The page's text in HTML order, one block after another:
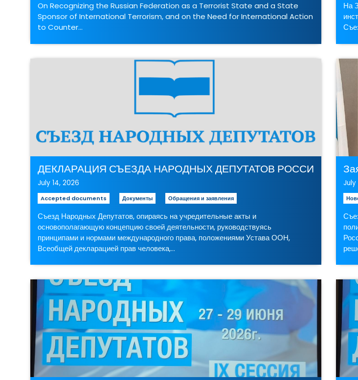
On Recognizing the Russian Federation as a Terrorist State and a State
Sponsor of International Terrorism, and on the Need for International Action
to Counter…
На
ДЕКЛАРАЦИЯ СЪЕЗДА НАРОДНЫХ ДЕПУТАТОВ РОССИЙСКОЙ
July 14, 2026
Accepted documents Документы Обращения и заявления
Съезд Народных Депутатов, опираясь на учредительные акты и
основополагающую концепцию своей деятельности, руководствуясь
принципами и нормами международного права, положениями Устава ООН,
Всеобщей декларацией прав человека,…
July